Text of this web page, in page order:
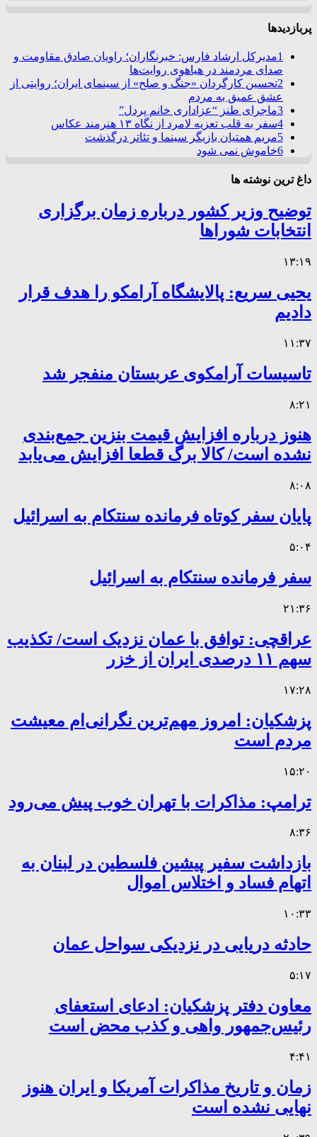
پربازدیدها
1مدیرکل ارشاد فارس: خبرنگاران؛ راویان صادق مقاومت و
صدای مردمند در هیاهوی روایت‌ها
2تحسین کارگردان «جنگ و صلح» از سینمای ایران؛ روایتی از
عشق عمیق به مردم
3ماجرای طنز “عزاداری خانم پردل”
4سفر به قلب تعزیه لامرد از نگاه ۱۳ هنرمند عکاس
5مریم همتیان بازیگر سینما و تئاتر درگذشت
6خاموش نمی شود
داغ ترین نوشته ها
توضیح وزیر کشور درباره زمان برگزاری
انتخابات شوراها
۱۳:۱۹
یحیی سریع: پالایشگاه آرامکو را هدف قرار
دادیم
۱۱:۳۷
تاسیسات آرامکوی عربستان منفجر شد
۸:۲۱
هنوز درباره افزایش قیمت بنزین جمع‌بندی
نشده است/ کالا برگ قطعا افزایش می‌یابد
۸:۰۸
پایان سفر کوتاه فرمانده سنتکام به اسرائیل
۵:۰۴
سفر فرمانده سنتکام به اسرائیل
۲۱:۳۶
عراقچی: توافق با عمان نزدیک است/ تکذیب
سهم ۱۱ درصدی ایران از خزر
۱۷:۲۸
پزشکیان: امروز مهم‌ترین نگرانی‌ام معیشت
مردم است
۱۵:۲۰
ترامپ: مذاکرات با تهران خوب پیش می‌رود
۸:۳۶
بازداشت سفیر پیشین فلسطین در لبنان به
اتهام فساد و اختلاس اموال
۱۰:۳۳
حادثه دریایی در نزدیکی سواحل عمان
۵:۱۷
معاون دفتر پزشکیان: ادعای استعفای
رئیس‌جمهور واهی و کذب محض است
۴:۴۱
زمان و تاریخ مذاکرات آمریکا و ایران هنوز
نهایی نشده است